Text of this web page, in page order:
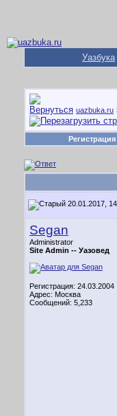
Уазбука
uazbuka.ru
Регистрация
20.01.2017,
Segan
Administrator
Site Admin -- Уазовед
Регистрация: 24.03.2004
Адрес: Москва
Сообщений: 5,233